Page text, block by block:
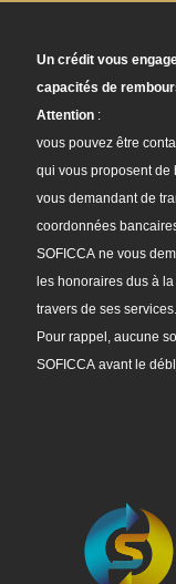
Un crédit vous
capacités de
Attention:
vous pouvez être
qui vous proposent de
vous demandant de
coordonnées
SOFICCA ne vous
les honoraires dus à
travers de ses services.
Pour rappel, aucune
SOFICCA avant le